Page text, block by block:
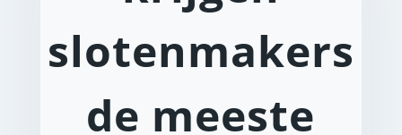
slotenmakers
de meeste